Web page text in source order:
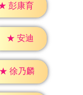
彭康育
★ 安迪
★ 徐乃麟